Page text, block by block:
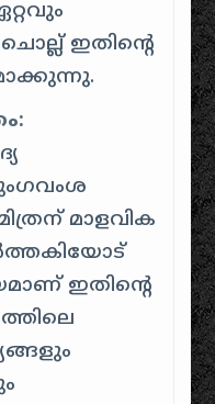
ഇതിന്റെ
മാളവിക
ഇതിന്റെ